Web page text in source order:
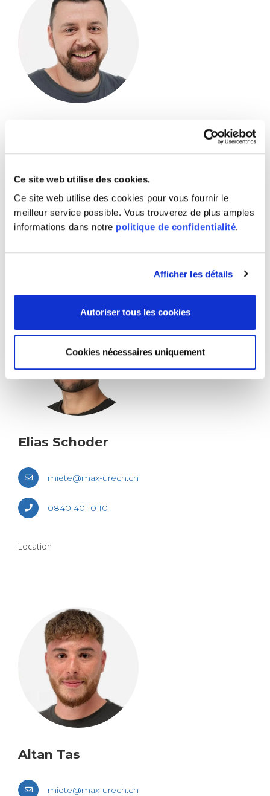
Ce site web utilise des cookies.
Ce site web utilise des cookies pour vous fournir le
meilleur service possible. Vous trouverez de plus amples
informations dans notre politique de confidentialité.
Afficher les détails
Autoriser tous les cookies
Cookies nécessaires uniquement
0840 40 10 10
Loca­tion
Elias Scho­der
miete@​max-​urech.​ch
0840 40 10 10
Loca­tion
Altan Tas
miete@​max-​urech.​ch